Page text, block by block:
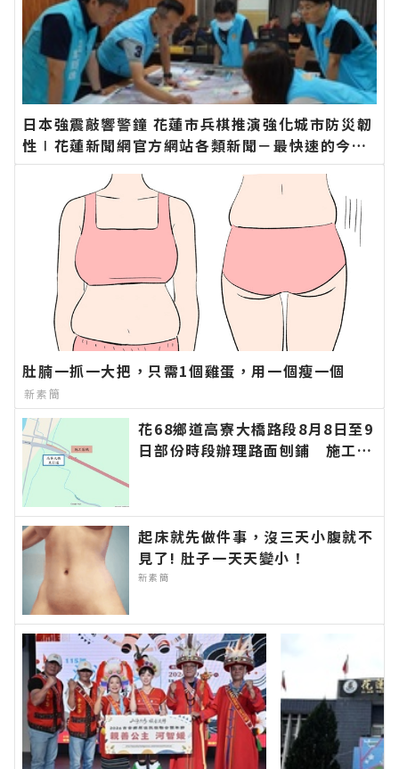
日本強震敲響警鐘 花蓮市兵棋推演強化城市防災韌
性∣花蓮新聞網官方網站各類新聞－最快速的今日
新聞報導 最新的在地資訊！
肚腩一抓一大把，只需1個雞蛋，用一個瘦一個
新素簡
花68鄉道高寮大橋路段8月8日至9
日部份時段辦理路面刨鋪 施工期
速的今日新聞報導 最新的在地資
訊！
起床就先做件事，沒三天小腹就不
見了! 肚子一天天變小！
新素簡